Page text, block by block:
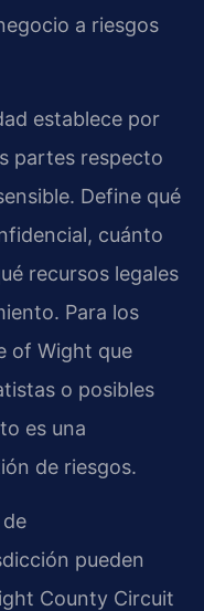
a riesgos
establece por
partes respecto
Define qué
cuánto
recursos legales
Para los
of Wight que
o posibles
es una
de riesgos.
pueden
County Circuit